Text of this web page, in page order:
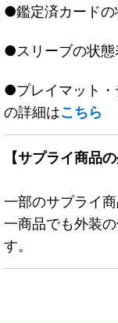
●鑑定済カードの
●スリーブの状態
●プレイマット・
の詳細はこちら
【サプライ商品
一部のサプライ
一商品でも外装
す。